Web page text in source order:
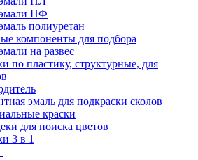
ПФ
полиуретан
компоненты для подбора
на развес
по пластику, структурные, для
эмаль для подкраски сколов
краски
для поиска цветов
3 в 1